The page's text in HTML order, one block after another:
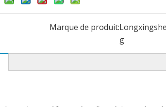
Marque de produit:
g